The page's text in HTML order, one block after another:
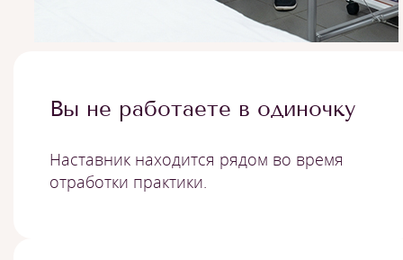
Вы не работаете в одиночку
Наставник находится рядом во время
отработки практики.